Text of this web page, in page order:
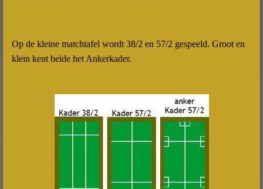
Op de kleine matchtafel wordt 38/2 en 57/2 gespeeld. Groot en
klein kent beide het Ankerkader.